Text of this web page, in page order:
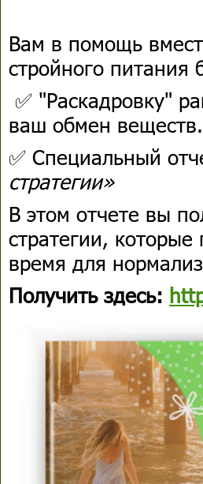
Вам в помощь
стройного питания
✅ "Раскадровку"
ваш обмен веществ.
✅ Специальный
стратегии»
В этом отчете вы
стратегии, которые
время для
Получить здесь: